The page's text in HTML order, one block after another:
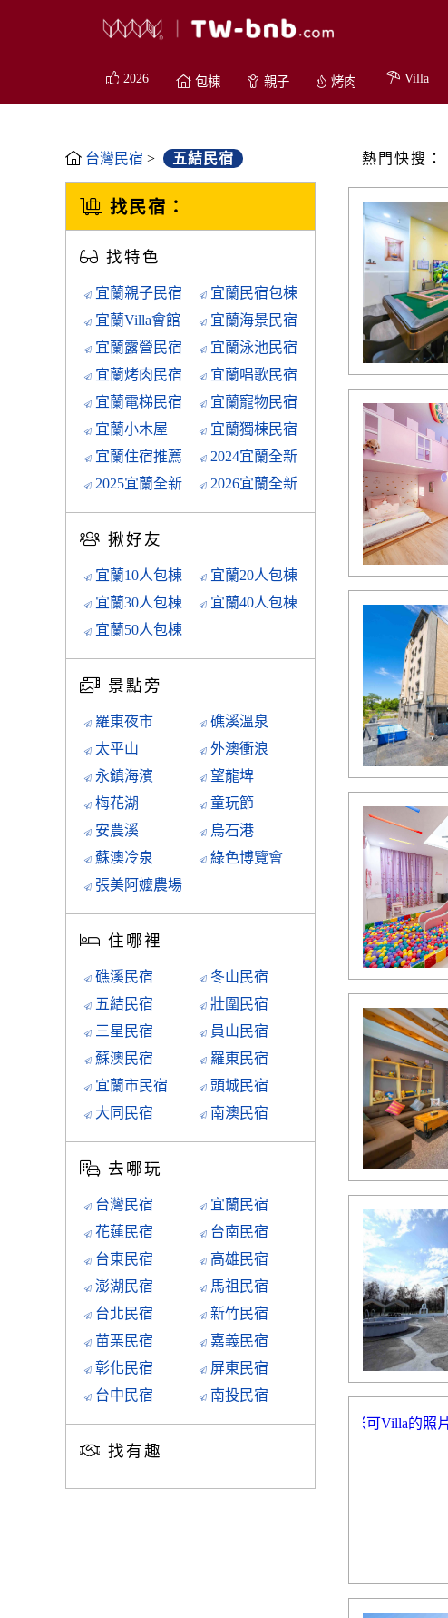
2026 包棟 親子 烤肉 Villa
台灣民宿 > 五結民宿
找民宿：
找特色
宜蘭親子民宿
宜蘭民宿包棟
宜蘭Villa會館
宜蘭海景民宿
宜蘭露營民宿
宜蘭泳池民宿
宜蘭烤肉民宿
宜蘭唱歌民宿
宜蘭電梯民宿
宜蘭寵物民宿
宜蘭小木屋
宜蘭獨棟民宿
宜蘭住宿推薦
2024宜蘭全新
2025宜蘭全新
2026宜蘭全新
揪好友
宜蘭10人包棟
宜蘭20人包棟
宜蘭30人包棟
宜蘭40人包棟
宜蘭50人包棟
景點旁
羅東夜市
礁溪溫泉
太平山
外澳衝浪
永鎮海濱
望龍埤
梅花湖
童玩節
安農溪
烏石港
蘇澳冷泉
綠色博覽會
張美阿嬤農場
住哪裡
礁溪民宿
冬山民宿
五結民宿
壯圍民宿
三星民宿
員山民宿
蘇澳民宿
羅東民宿
宜蘭市民宿
頭城民宿
大同民宿
南澳民宿
去哪玩
台灣民宿
宜蘭民宿
花蓮民宿
台南民宿
台東民宿
高雄民宿
澎湖民宿
馬祖民宿
台北民宿
新竹民宿
苗栗民宿
嘉義民宿
彰化民宿
屏東民宿
台中民宿
南投民宿
找有趣
熱門快搜：